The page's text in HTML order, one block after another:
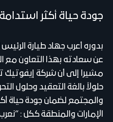
جودة حياة أكثر استدامة
بدوره أعرب جهاد طيارة
عن سعادته بهذا التعاون مع
مشيرا إلى أن شركة
حلولاً بالغة التعقيد وحلول
والمجتمع لضمان جودة حياة
الإمارات والمنطقة ككل :